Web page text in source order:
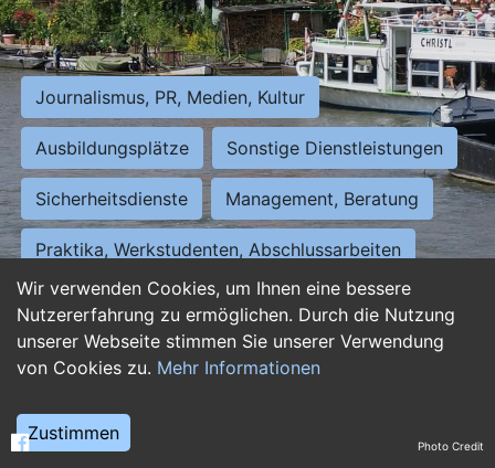
Wir verwenden Cookies, um Ihnen eine bessere
Nutzererfahrung zu ermöglichen. Durch die Nutzung
unserer Webseite stimmen Sie unserer Verwendung
von Cookies zu. Mehr Informationen
Zustimmen
Journalismus, PR, Medien, Kultur
Ausbildungsplätze Sonstige Dienstleistungen
Sicherheitsdienste Management, Beratung
Praktika, Werkstudenten, Abschlussarbeiten
Personalwesen Assistenz, Sekretariat
Hilfskräfte, Aushilfs- und Nebenjobs
Weiterbildung, Studium, duale Ausbildung Photo Credit